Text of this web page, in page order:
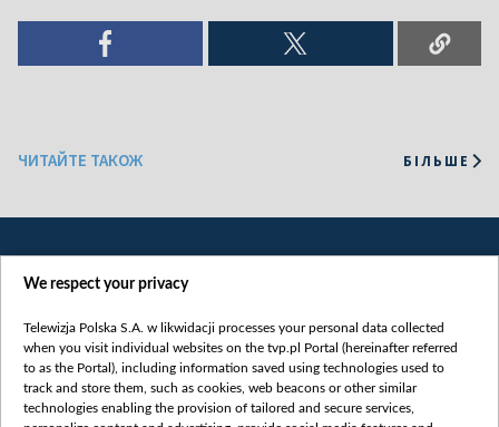
ЧИТАЙТЕ ТАКОЖ БІЛЬШЕ
Категорії
We respect your privacy
Telewizja Polska S.A. w likwidacji processes your personal data collected
when you visit individual websites on the tvp.pl Portal (hereinafter referred
to as the Portal), including information saved using technologies used to
track and store them, such as cookies, web beacons or other similar
technologies enabling the provision of tailored and secure services,